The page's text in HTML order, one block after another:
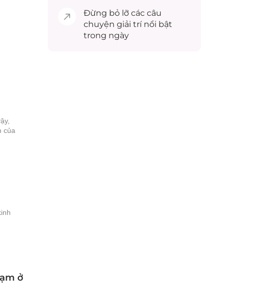
của
ở
Đừng bỏ lỡ các câu
chuyện giải trínổi bật
trong ngày